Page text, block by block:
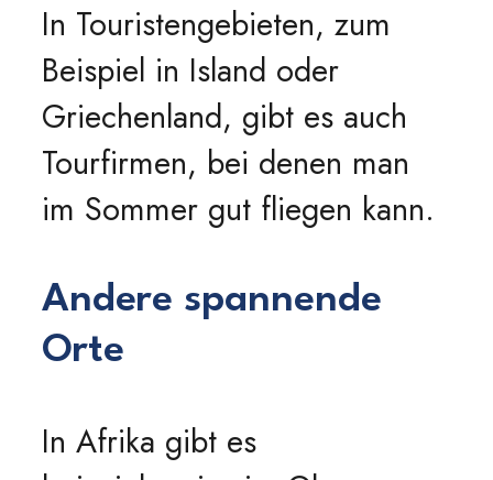
In Touristengebieten, zum
Beispiel in Island oder
Griechenland, gibt es auch
Tourfirmen, bei denen man
im Sommer gut fliegen kann.
Andere spannende
Orte
In Afrika gibt es